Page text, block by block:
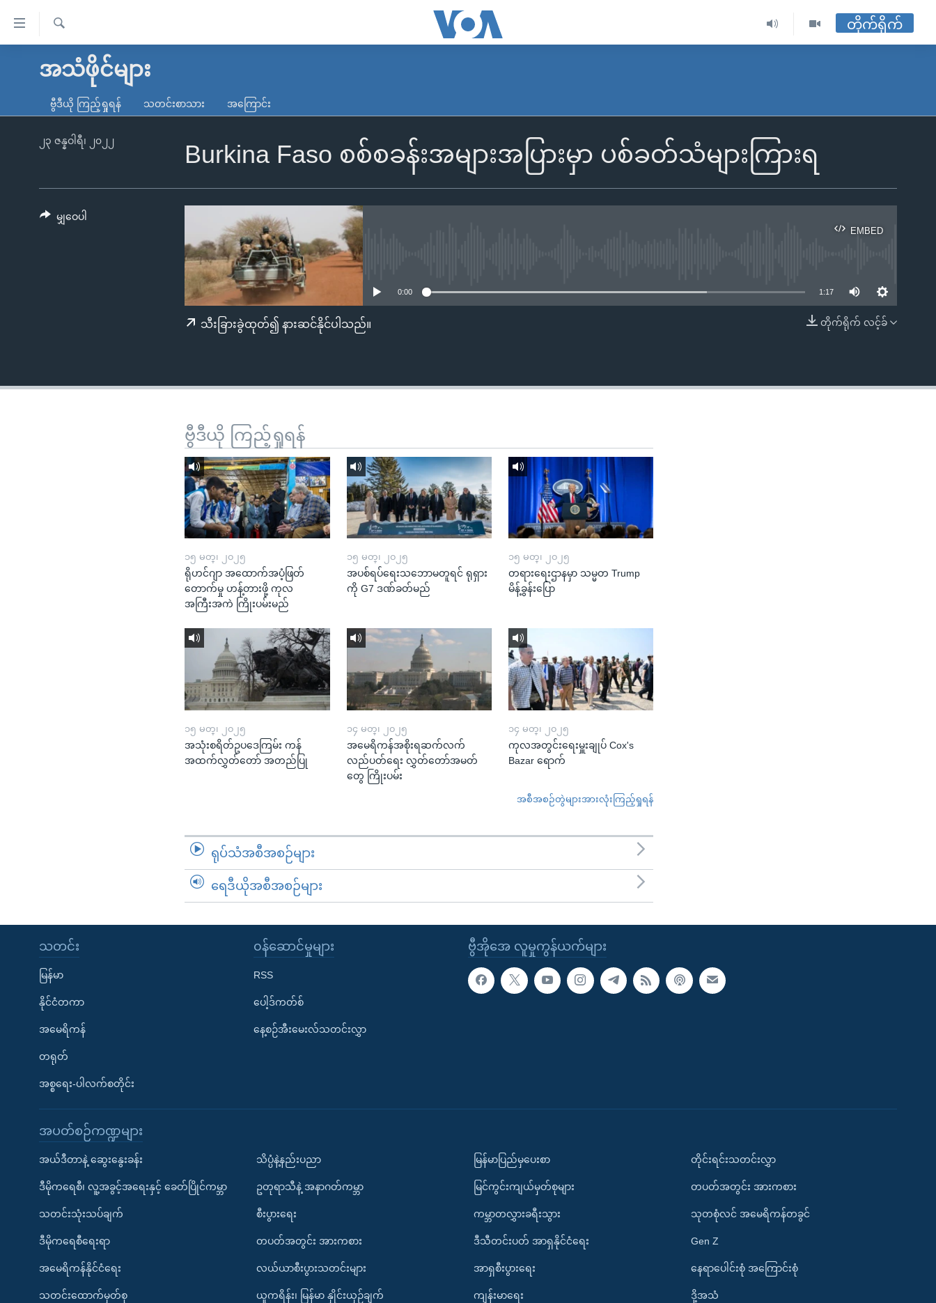
လွယ်ကူ
သည့်
ကျော်
မူလစာမျက်နှာ
ကမ္ဘာ့သတင်းများ
နိုင်ငံတကာ
တရုတ်
အစ္စရေး-ပါလက်စတိုင်း
ရပ်ဝန်းတခု လမ်းတခု အလွန်
အင်္ဂလိပ်စာလေ့လာမယ်
ရ
တိုက်ရိုက်
အသံဖိုင်များ
ဗွီဒီယို ကြည့်ရှုရန် သတင်းစာသား အကြောင်း
Burkina Faso စစ်စခန်းအများအပြားမှာ ပစ်ခတ်သံများကြားရ
၂၃ ဇန္နဝါရီ၊ ၂၀၂၂
EMBED
EMBED
0:00 1:17
တိုက်ရိုက် လင့်ခ်
သီးခြားခွဲထုတ်၍ နားဆင်နိုင်ပါသည်။
မျှဝေပါ
ဗွီဒီယို ကြည့်ရှုရန်
၁၅ မတ္၊ ၂၀၂၅
ရိုဟင်ဂျာ အထောက်အပံ့ဖြတ်
တောက်မှု ဟန့်တားဖို့ ကုလ
အကြီးအကဲ ကြိုးပမ်းမည်
၁၅ မတ္၊ ၂၀၂၅
အပစ်ရပ်ရေးသဘောမတူရင် ရုရှား
ကို G7 ဒဏ်ခတ်မည်
၁၅ မတ္၊ ၂၀၂၅
တရားရေးဌာနမှာ သမ္မတ Trump
မိန့်ခွန်းပြော
၁၅ မတ္၊ ၂၀၂၅
အသုံးစရိတ်ဥပဒေကြမ်း ကန်
အထက်လွှတ်တော် အတည်ပြု
၁၄ မတ္၊ ၂၀၂၅
အမေရိကန်အစိုးရဆက်လက်
လည်ပတ်ရေး လွှတ်တော်အမတ်
တွေ ကြိုးပမ်း
၁၄ မတ္၊ ၂၀၂၅
ကုလအတွင်းရေးမှူးချုပ် Cox's
Bazar ရောက်
အစီအစဉ်တွဲများအားလုံးကြည့်ရှုရန်
ရုပ်သံအစီအစဉ်များ
ရေဒီယိုအစီအစဉ်များ
ဗွီအိုအေ လူမှုကွန်ယက်များ
သတင်း
မြန်မာ
နိုင်ငံတကာ
အမေရိကန်
တရုတ်
အစ္စရေး-ပါလက်စတိုင်း
၀န်ဆောင်မှုများ
RSS
ပေါ့ဒ်ကတ်စ်
နေ့စဉ်အီးမေးလ်သတင်းလွှာ
အပတ်စဉ်ကဏ္ဍများ
အယ်ဒီတာနဲ့ ဆွေးနွေးခန်း
ဒီမိုကရေစီ၊ လူ့အခွင့်အရေးနှင့် ခေတ်ပြိုင်ကမ္ဘာ
သတင်းသုံးသပ်ချက်
ဒီမိုကရေစီရေးရာ
အမေရိကန်နိုင်ငံရေး
သတင်းထောက်မှတ်စု
သိပ္ပံနဲ့နည်းပညာ
ဥတုရာသီနဲ့ အနာဂတ်ကမ္ဘာ
စီးပွားရေး
တပတ်အတွင်း အားကစား
လယ်ယာစီးပွားသတင်းများ
ယူကရိန်း၊ မြန်မာ နှိုင်းယှဉ်ချက်
မြန်မာပြည်မှပေးစာ
မြင်ကွင်းကျယ်မှတ်စုများ
ကမ္ဘာတလွှားခရီးသွား
ဒီသီတင်းပတ် အာရှနိုင်ငံရေး
အာရှစီးပွားရေး
ကျန်းမာရေး
တိုင်းရင်းသတင်းလွှာ
တပတ်အတွင်း အားကစား
သုတစုံလင် အမေရိကန်တခွင်
Gen Z
နေရာပေါင်းစုံ အကြောင်းစုံ
ဒို့အသံ